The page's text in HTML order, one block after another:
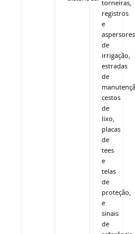
torneiras,
registros
e
aspersores
de
irrigação,
estradas
de
cestos
de
lixo,
placas
de
tees
e
telas
de
proteção,
e
sinais
de